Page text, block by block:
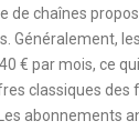
de chaînes
Généralement,
€ par mois, ce
classiques des
abonnements